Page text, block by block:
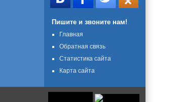
Пишите и звоните нам!
Главная
Обратная связь
Статистика сайта
Карта сайта